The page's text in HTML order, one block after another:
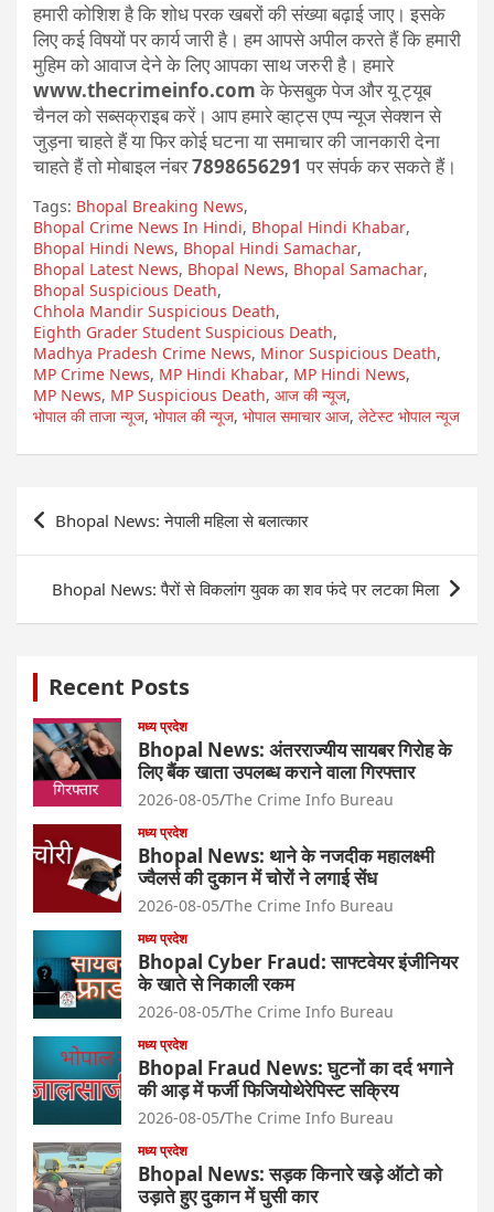
हमारी कोशिश है कि शोध परक खबरों की संख्या बढ़ाई जाए। इसके
लिए कई विषयों पर कार्य जारी है। हम आपसे अपील करते हैं कि हमारी
मुहिम को आवाज देने के लिए आपका साथ जरुरी है। हमारे
www.thecrimeinfo.comके फेसबुक पेज और यू ट्यूब
चैनल को सब्सक्राइब करें। आप हमारे व्हाट्स एप्प न्यूज सेक्शन से
जुड़ना चाहते हैं या फिर कोई घटना या समाचार की जानकारी देना
चाहते हैं तो मोबाइल नंबर7898656291 पर संपर्क कर सकते हैं।
Tags: Bhopal Breaking News,
Bhopal Crime News In Hindi, Bhopal Hindi Khabar,
Bhopal Hindi News, Bhopal Hindi Samachar,
Bhopal Latest News, Bhopal News, Bhopal Samachar,
Bhopal Suspicious Death,
Chhola Mandir Suspicious Death,
Eighth Grader Student Suspicious Death,
Madhya Pradesh Crime News, Minor Suspicious Death,
MP Crime News, MP Hindi Khabar, MP Hindi News,
MP News, MP Suspicious Death, आज की न्यूज,
भोपाल की ताजा न्यूज, भोपाल की न्यूज, भोपाल समाचार आज, लेटेस्ट भोपाल न्यूज
Post
navigation
Bhopal News: नेपाली महिला से बलात्कार
Bhopal News: पैरों से विकलांग युवक का शव फंदे पर लटका मिला
Recent Posts
मध्य प्रदेश
Bhopal News: अंतरराज्यीय सायबर गिरोह के
लिए बैंक खाता उपलब्ध कराने वाला गिरफ्तार
2026-08-05 The Crime Info Bureau
मध्य प्रदेश
Bhopal News: थाने के नजदीक महालक्ष्मी
ज्वैलर्स की दुकान में चोरों ने लगाई सेंध
2026-08-05 The Crime Info Bureau
मध्य प्रदेश
Bhopal Cyber Fraud: साफ्टवेयर इंजीनियर
के खाते से निकाली रकम
2026-08-05 The Crime Info Bureau
मध्य प्रदेश
Bhopal Fraud News: घुटनों का दर्द भगाने
की आड़ में फर्जी फिजियोथेरेपिस्ट सक्रिय
2026-08-05 The Crime Info Bureau
मध्य प्रदेश
Bhopal News: सड़क किनारे खड़े ऑटो को
उड़ाते हुए दुकान में घुसी कार